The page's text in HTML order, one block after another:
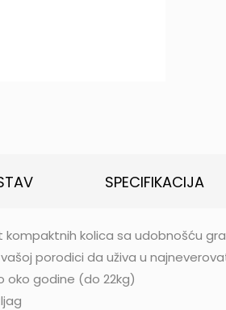
SPECIFIKACIJA
kolica sa udobnošću
porodici da uživa u
oko godine (do 22kg)